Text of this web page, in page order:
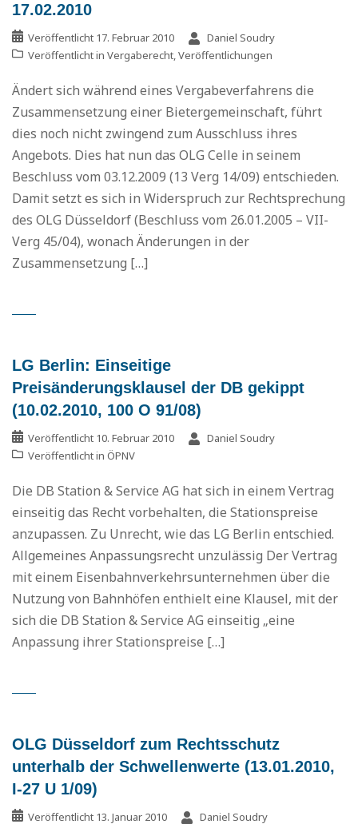
17.02.2010
Veröffentlicht 17. Februar 2010
Daniel Soudry
Veröffentlicht in Vergaberecht,Veröffentlichungen
Ändert sich während eines Vergabeverfahrens die
Zusammensetzung einer Bietergemeinschaft, führt
dies noch nicht zwingend zum Ausschluss ihres
Angebots. Dies hat nun das OLG Celle in seinem
Beschluss vom 03.12.2009 (13 Verg 14/09) entschieden.
Damit setzt es sich in Widerspruch zur Rechtsprechung
des OLG Düsseldorf (Beschluss vom 26.01.2005 – VII-
Verg 45/04), wonach Änderungen in der
Zusammensetzung […]
LG Berlin: Einseitige
Preisänderungsklausel der DB gekippt
(10.02.2010, 100 O 91/08)
Veröffentlicht 10. Februar 2010
Daniel Soudry
Veröffentlicht in ÖPNV
Die DB Station & Service AG hat sich in einem Vertrag
einseitig das Recht vorbehalten, die Stationspreise
anzupassen. Zu Unrecht, wie das LG Berlin entschied.
Allgemeines Anpassungsrecht unzulässig Der Vertrag
mit einem Eisenbahnverkehrsunternehmen über die
Nutzung von Bahnhöfen enthielt eine Klausel, mit der
sich die DB Station & Service AG einseitig „eine
Anpassung ihrer Stationspreise […]
OLG Düsseldorf zum Rechtsschutz
unterhalb der Schwellenwerte (13.01.2010,
I-27 U 1/09)
Veröffentlicht 13. Januar 2010 Daniel Soudry